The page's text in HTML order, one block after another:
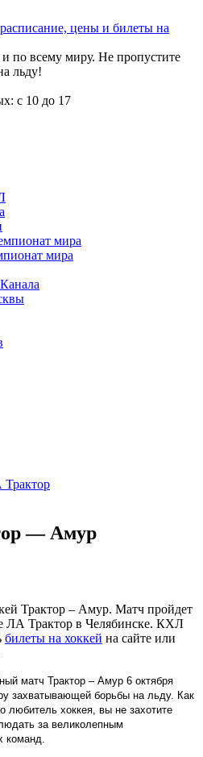
цены и билеты на
по всему миру. Не пропустите
льду!
с 10 до 17
мира
мира
— Амур
Трактор – Амур. Матч пройдет
ЛА Трактор в Челябинске. КХЛ
билеты на хоккей на сайте или
матч Трактор – Амур 6 октября
захватывающей борьбы на льду. Как
любитель хоккея, вы не захотите
за великолепным
команд.